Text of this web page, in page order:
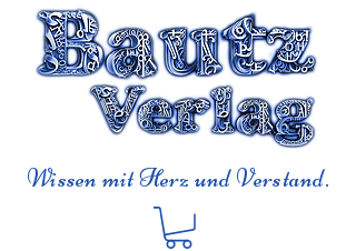
Wissen mit Herz und Verstand.